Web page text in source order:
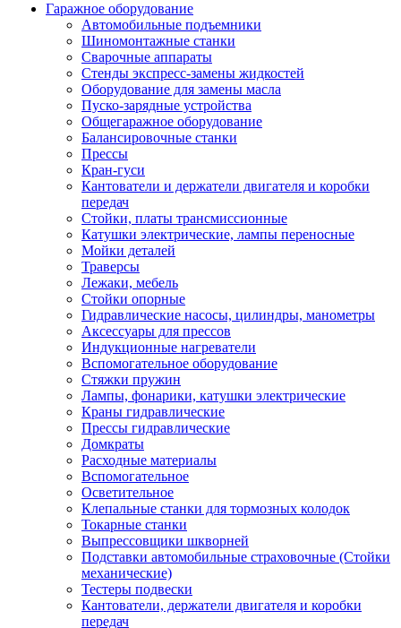
Гаражное оборудование
Автомобильные подъемники
Шиномонтажные станки
Сварочные аппараты
Стенды экспресс-замены жидкостей
Оборудование для замены масла
Пуско-зарядные устройства
Общегаражное оборудование
Балансировочные станки
Прессы
Кран-гуси
Кантователи и держатели двигателя и коробки
передач
Стойки, платы трансмиссионные
Катушки электрические, лампы переносные
Мойки деталей
Траверсы
Лежаки, мебель
Стойки опорные
Гидравлические насосы, цилиндры, манометры
Аксессуары для прессов
Индукционные нагреватели
Вспомогательное оборудование
Стяжки пружин
Лампы, фонарики, катушки электрические
Краны гидравлические
Прессы гидравлические
Домкраты
Расходные материалы
Вспомогательное
Осветительное
Клепальные станки для тормозных колодок
Токарные станки
Выпрессовщики шкворней
Подставки автомобильные страховочные (Стойки
механические)
Тестеры подвески
Кантователи, держатели двигателя и коробки
передач